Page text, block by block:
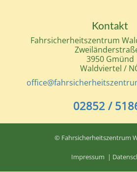
Kontakt
Fahrsicherheitszentrum
3950 Gmünd
Waldviertel /
02852 /
© Fahrsicherheitszentrum
Impressum |